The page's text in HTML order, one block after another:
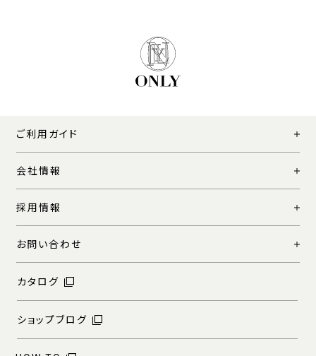
ご利用ガイド
会社情報
採用情報
お問い合わせ
カタログ
ショップブログ